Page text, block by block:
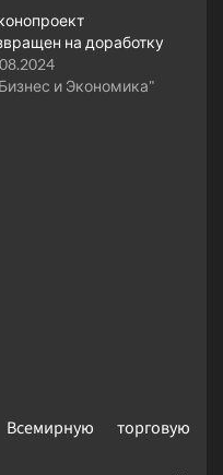
на доработку
и Экономика"
торговую